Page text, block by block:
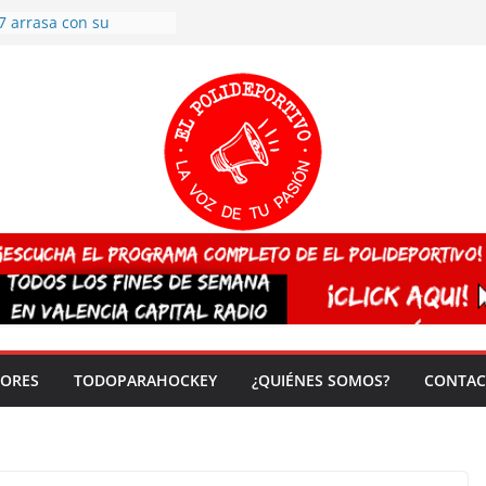
arrasa con su
España sub20
del mundo
vez!
TODOPARAHOCKEY ¿QUIÉNES SOMOS?